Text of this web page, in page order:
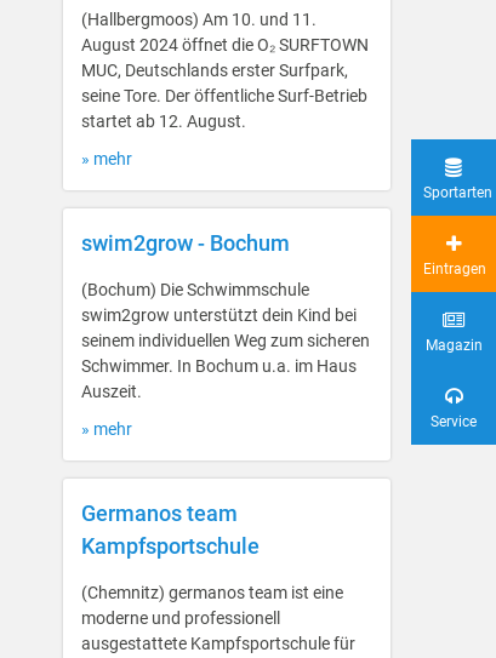
(Hallbergmoos) Am 10. und 11.
August 2024 öffnet die O₂ SURFTOWN
MUC, Deutschlands erster Surfpark,
seine Tore. Der öffentliche Surf-Betrieb
startet ab 12. August.
» mehr
swim2grow - Bochum
(Bochum) Die Schwimmschule
swim2grow unterstützt dein Kind bei
seinem individuellen Weg zum sicheren
Schwimmer. In Bochum u.a. im Haus
Auszeit.
» mehr
Germanos team
Kampfsportschule
(Chemnitz) germanos team ist eine
moderne und professionell
ausgestattete Kampfsportschule für
Sportarten
Eintragen
Magazin
Service